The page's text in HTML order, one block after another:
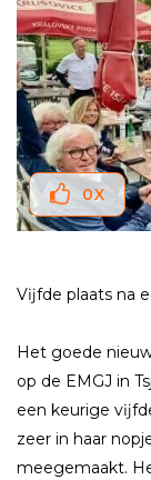
0X
Vĳfde plaats na
Het goede
op de EMGJ in
een keurige
zeer in haar
meegemaakt.